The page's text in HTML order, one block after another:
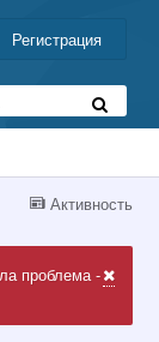
Регистрация
Активность
проблема -